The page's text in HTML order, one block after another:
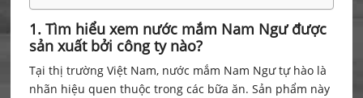
1. Tìm hiểu xem nước mắm Nam Ngư được
sản xuất bởi công ty nào?
Tại thị trường Việt Nam, nước mắm Nam Ngư tự hào là
nhãn hiệu quen thuộc trong các bữa ăn. Sản phẩm này